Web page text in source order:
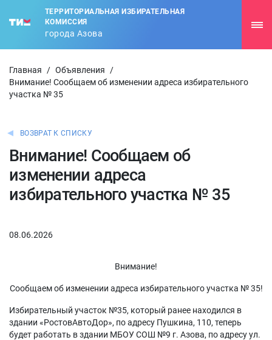
ТЕРРИТОРИАЛЬНАЯ ИЗБИРАТЕЛЬНАЯ
КОМИССИЯ
города Азова
Главная / Объявления
/
Внимание! Сообщаем об изменении адреса избирательного
участка № 35
ВОЗВРАТ К СПИСКУ
Внимание! Сообщаем об
изменении адреса
избирательного участка № 35
08.06.2026
Внимание!
Сообщаем об изменении адреса избирательного участка № 35!
Избирательный участок №35, который ранее находился в
здании «РостовАвтоДор», по адресу Пушкина, 110, теперь
будет работать в здании МБОУ СОШ №9 г. Азова, по адресу ул.